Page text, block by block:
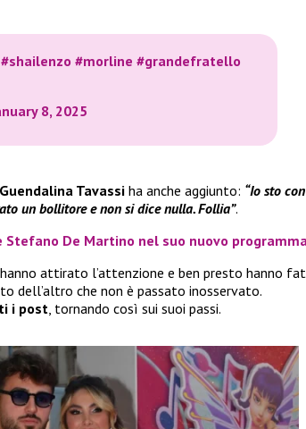
#shailenzo #morline #grandefratello
8, 2025
Guendalina Tavassi ha anche aggiunto: “Io sto con
un bollitore e non si dice nulla. Follia”.
Stefano De Martino nel suo nuovo
attirato l’attenzione e ben presto hanno
dell’altro che non è passato inosservato.
i post, tornando così sui suoi passi.